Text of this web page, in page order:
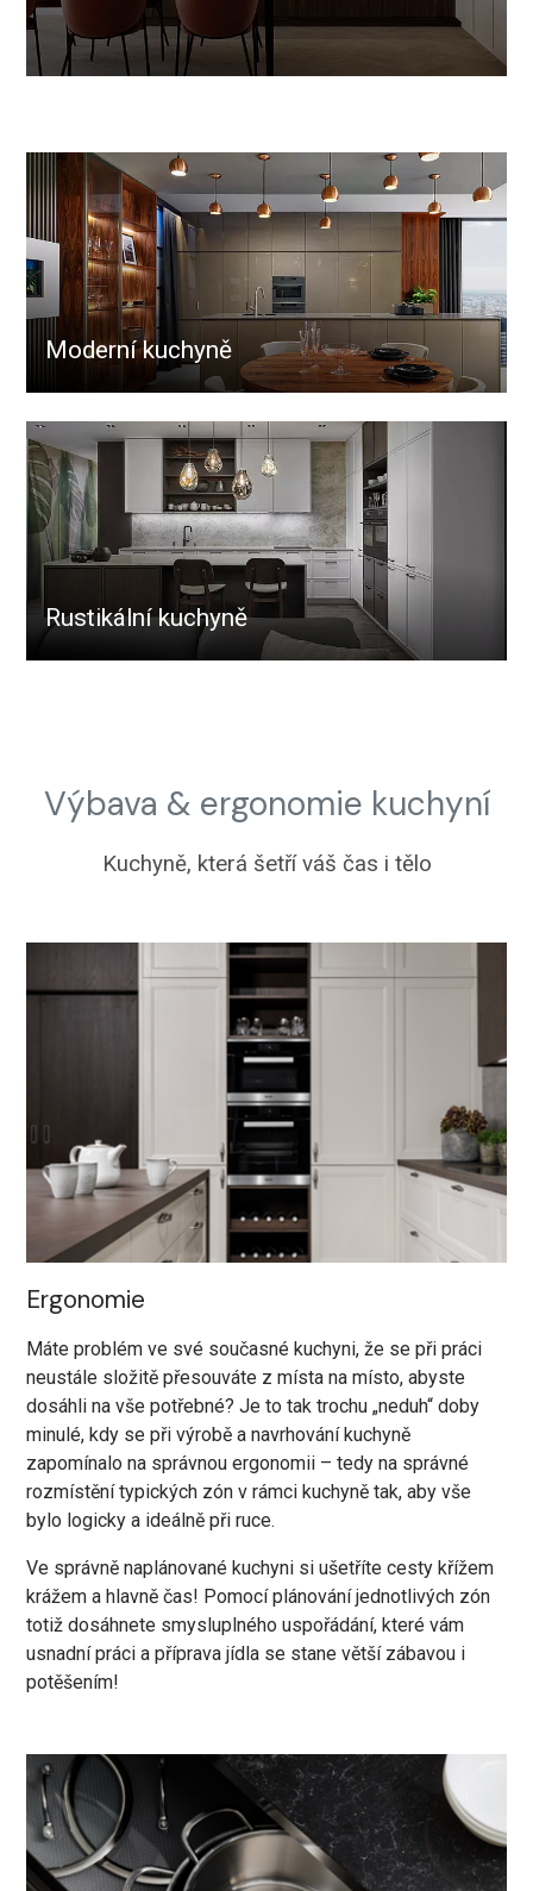
Moderní kuchyně
Rustikální kuchyně
Výbava & ergonomie kuchyní
Kuchyně, která šetří váš čas i tělo
Ergonomie
Máte problém ve své současné kuchyni, že se při práci
neustále složitě přesouváte z místa na místo, abyste
dosáhli na vše potřebné? Je to tak trochu „neduh“ doby
minulé, kdy se při výrobě a navrhování kuchyně
zapomínalo na správnou ergonomii – tedy na správné
rozmístění typických zón v rámci kuchyně tak, aby vše
bylo logicky a ideálně při ruce.
Ve správně naplánované kuchyni si ušetříte cesty křížem
krážem a hlavně čas! Pomocí plánování jednotlivých zón
totiž dosáhnete smysluplného uspořádání, které vám
usnadní práci a příprava jídla se stane větší zábavou i
potěšením!